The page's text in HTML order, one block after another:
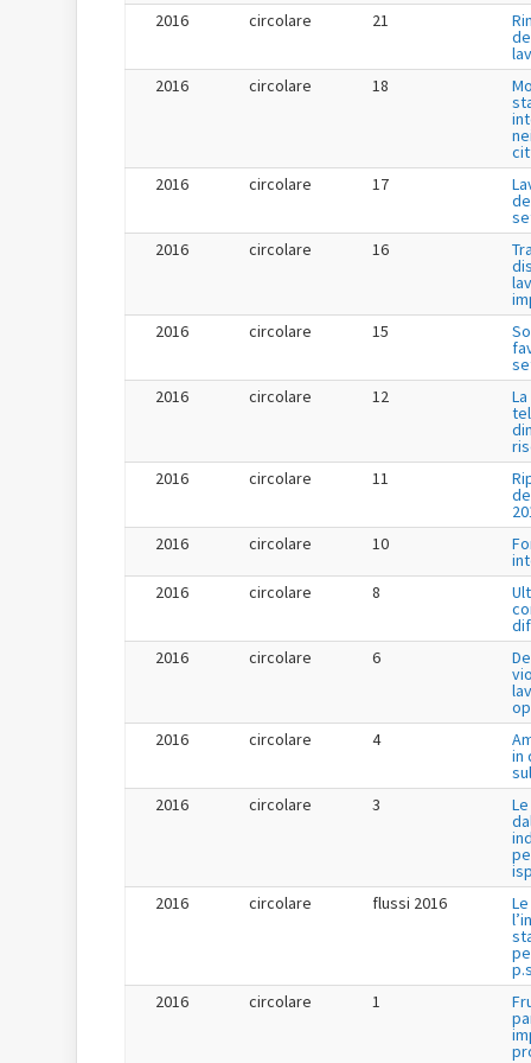
2016
circolare 21
2016
circolare 18
2016
circolare 17
2016
circolare 16
2016
circolare 15
2016
circolare 12
2016
circolare 11
2016
circolare 10
2016
circolare 8
2016
circolare 6
2016
circolare 4
in
2016
circolare 3
2016
circolare flussi 2016
2016
circolare 1